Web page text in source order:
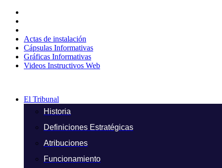
contenido
Actas de instalación
Cápsulas Informativas
Gráficas Informativas
Videos Instructivos Web
El Tribunal
Historia
Definiciones Estratégicas
Atribuciones
Funcionamiento